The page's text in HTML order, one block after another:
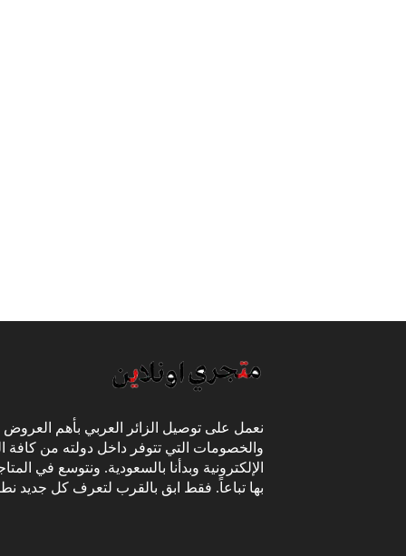
نعمل على توصيل الزائر العربي بأهم العروض
والخصومات التي تتوفر داخل دولته من كافة
الإلكترونية وبدأنا بالسعودية. ونتوسع في
بها تباعاً. فقط ابق بالقرب لتعرف كل جديد